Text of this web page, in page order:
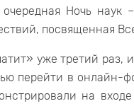
очередная Ночь
посвященная
уже третий
перейти в онлайн-
на